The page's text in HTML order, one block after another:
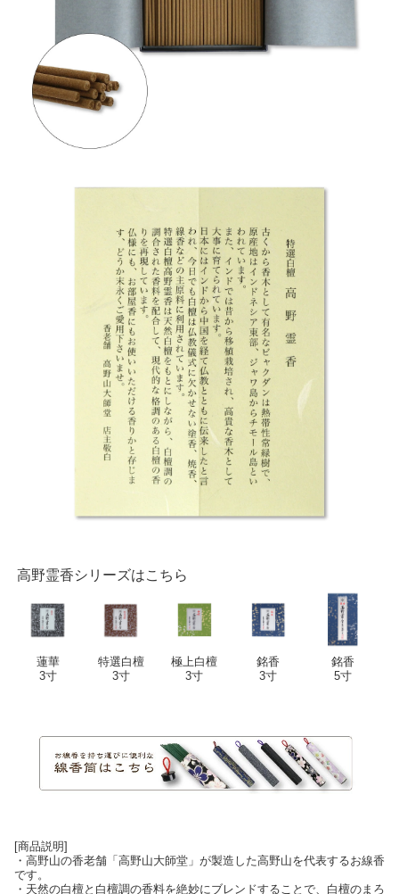
高野霊香シリーズはこちら
蓮華
3寸
特選白檀
3寸
極上白檀
3寸
銘香
3寸
銘香
5寸
[商品説明]
・高野山の香老舗「高野山大師堂」が製造した高野山を代表するお線香
です。
・天然の白檀と白檀調の香料を絶妙にブレンドすることで、白檀のまろ